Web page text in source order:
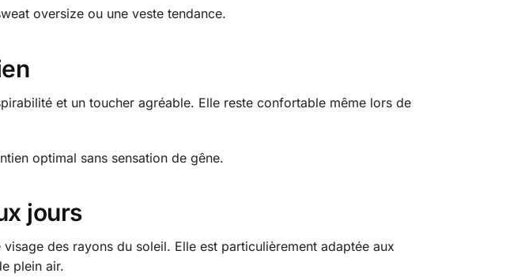
oversize ou une veste tendance.
et un toucher agréable. Elle reste confortable même lors de
optimal sans sensation de gêne.
jours
des rayons du soleil. Elle est particulièrement adaptée aux
plein air.